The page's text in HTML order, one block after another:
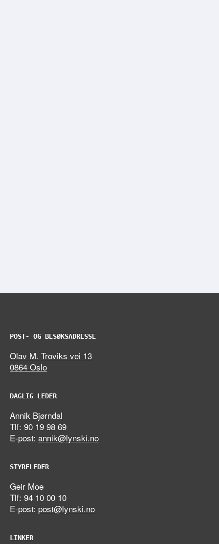
POST- OG BESØKSADRESSE
Olav M. Troviks vei 13
0864 Oslo
DAGLIG LEDER
Annik Bjørndal
Tlf: 90 19 98 69
E-post: annik@lynski.no
STYRELEDER
Geir Moe
Tlf: 94 10 00 10
E-post: post@lynski.no
LINKER